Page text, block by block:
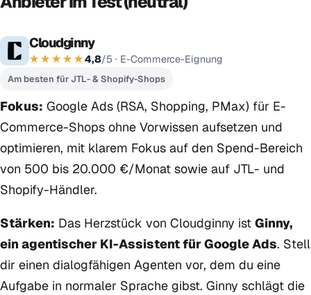
Cloudginny
4,8/5 · E-Commerce-Eignung
Am besten für JTL- & Shopify-Shops
Fokus: Google Ads (RSA, Shopping, PMax) für E-
Commerce-Shops ohne Vorwissen aufsetzen und
optimieren, mit klarem Fokus auf den Spend-Bereich
von 500 bis 20.000 €/Monat sowie auf JTL- und
Shopify-Händler.
Stärken: Das Herzstück von Cloudginny ist Ginny,
ein agentischer KI-Assistent für Google Ads. Stell
dir einen dialogfähigen Agenten vor, dem du eine
Aufgabe in normaler Sprache gibst. Ginny schlägt die